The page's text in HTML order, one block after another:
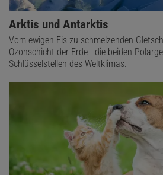
Arktis und Antarktis
Vom ewigen Eis zu schmelzenden
Ozonschicht der Erde - die beiden
Schlüsselstellen des Weltklimas.